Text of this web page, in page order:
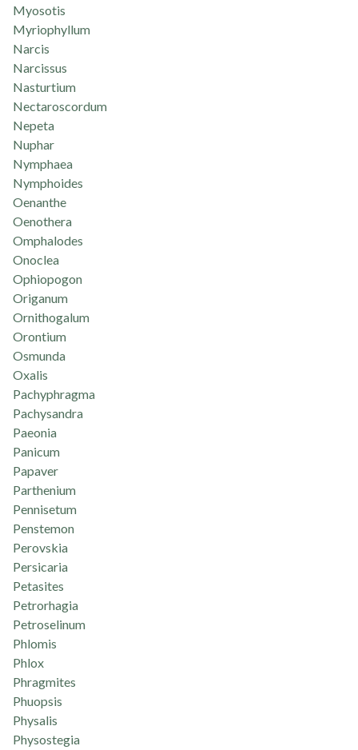
Myosotis
Myriophyllum
Narcis
Narcissus
Nasturtium
Nectaroscordum
Nepeta
Nuphar
Nymphaea
Nymphoides
Oenanthe
Oenothera
Omphalodes
Onoclea
Ophiopogon
Origanum
Ornithogalum
Orontium
Osmunda
Oxalis
Pachyphragma
Pachysandra
Paeonia
Panicum
Papaver
Parthenium
Pennisetum
Penstemon
Perovskia
Persicaria
Petasites
Petrorhagia
Petroselinum
Phlomis
Phlox
Phragmites
Phuopsis
Physalis
Physostegia